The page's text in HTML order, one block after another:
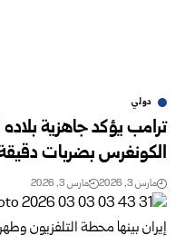
دولي
ترامب يؤكد جاهزية
الكونغرس بضربات
مارس 3, 2026 مارس 3, 2026